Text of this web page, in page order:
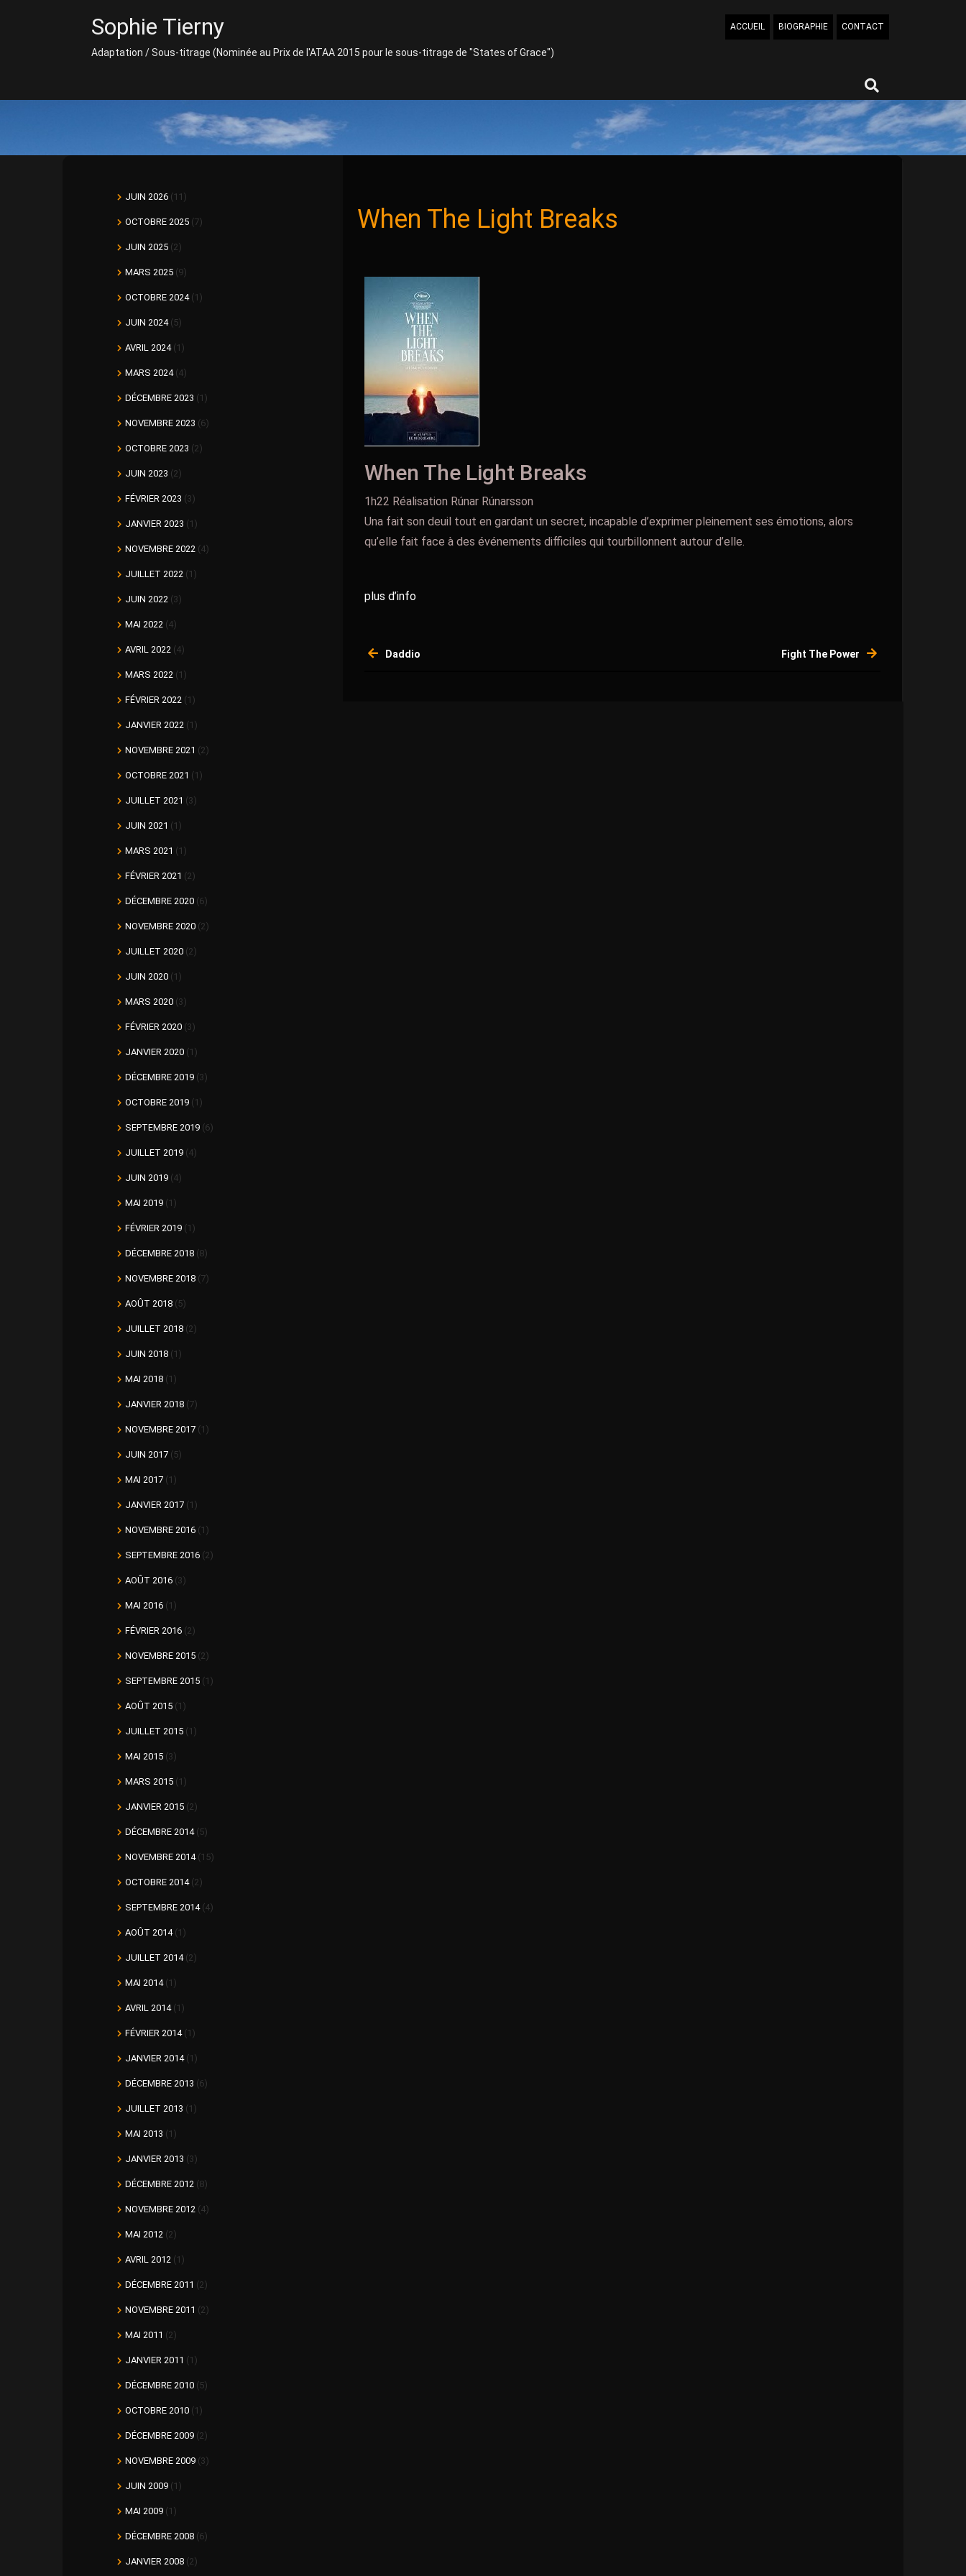
ACCUEIL BIOGRAPHIE CONTACT
Sophie Tierny
Adaptation / Sous-titrage (Nominée au Prix de l'ATAA 2015 pour le sous-titrage de "States of Grace")
When The Light Breaks
When The Light Breaks
1h22 Réalisation Rúnar Rúnarsson
Una fait son deuil tout en gardant un secret, incapable d’exprimer pleinement ses émotions, alors
qu’elle fait face à des événements difficiles qui tourbillonnent autour d’elle.
plus d’info
deDaddio Fight The Power
JUIN 2026 (11)
OCTOBRE 2025 (7)
JUIN 2025 (2)
MARS 2025 (9)
OCTOBRE 2024(1)
JUIN 2024(5)
AVRIL 2024(1)
MARS 2024(4)
DÉCEMBRE 2023 (1)
NOVEMBRE 2023 (6)
OCTOBRE 2023 (2)
JUIN 2023 (2)
FÉVRIER 2023 (3)
JANVIER 2023 (1)
NOVEMBRE 2022 (4)
JUILLET 2022 (1)
JUIN 2022 (3)
MAI 2022 (4)
AVRIL 2022 (4)
MARS 2022 (1)
FÉVRIER 2022 (1)
JANVIER 2022 (1)
NOVEMBRE 2021 (2)
OCTOBRE 2021 (1)
JUILLET 2021 (3)
JUIN 2021 (1)
MARS 2021 (1)
FÉVRIER 2021 (2)
DÉCEMBRE 2020 (6)
NOVEMBRE 2020 (2)
JUILLET 2020 (2)
JUIN 2020 (1)
MARS 2020 (3)
FÉVRIER 2020 (3)
JANVIER 2020 (1)
DÉCEMBRE 2019 (3)
OCTOBRE 2019 (1)
SEPTEMBRE 2019 (6)
JUILLET 2019 (4)
JUIN 2019 (4)
MAI 2019 (1)
FÉVRIER 2019 (1)
DÉCEMBRE 2018 (8)
NOVEMBRE 2018 (7)
AOÛT 2018 (5)
JUILLET 2018 (2)
JUIN 2018 (1)
MAI 2018 (1)
JANVIER 2018 (7)
NOVEMBRE 2017 (1)
JUIN 2017 (5)
MAI 2017 (1)
JANVIER 2017 (1)
NOVEMBRE 2016 (1)
SEPTEMBRE 2016 (2)
AOÛT 2016 (3)
MAI 2016 (1)
FÉVRIER 2016 (2)
NOVEMBRE 2015 (2)
SEPTEMBRE 2015 (1)
AOÛT 2015 (1)
JUILLET 2015 (1)
MAI 2015 (3)
MARS 2015 (1)
JANVIER 2015 (2)
DÉCEMBRE 2014(5)
NOVEMBRE 2014(15)
OCTOBRE 2014(2)
SEPTEMBRE 2014(4)
AOÛT 2014(1)
JUILLET 2014(2)
MAI 2014(1)
AVRIL 2014(1)
FÉVRIER 2014(1)
JANVIER 2014(1)
DÉCEMBRE 2013 (6)
JUILLET 2013 (1)
MAI 2013 (1)
JANVIER 2013 (3)
DÉCEMBRE 2012 (8)
NOVEMBRE 2012 (4)
MAI 2012 (2)
AVRIL 2012 (1)
DÉCEMBRE 2011 (2)
NOVEMBRE 2011 (2)
MAI 2011 (2)
JANVIER 2011 (1)
DÉCEMBRE 2010 (5)
OCTOBRE 2010 (1)
DÉCEMBRE 2009 (2)
NOVEMBRE 2009 (3)
JUIN 2009 (1)
MAI 2009 (1)
DÉCEMBRE 2008 (6)
JANVIER 2008 (2)